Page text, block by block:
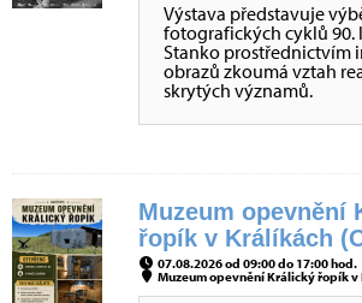
Výstava představuje
fotografických cyklů 90.
Stanko prostřednictvím
obrazů zkoumá vztah
skrytých významů.
Muzeum opevnění
řopík v Králíkách
07.08.2026 od 09:00 do 17:00 hod.
Muzeum opevnění Králický řopík v